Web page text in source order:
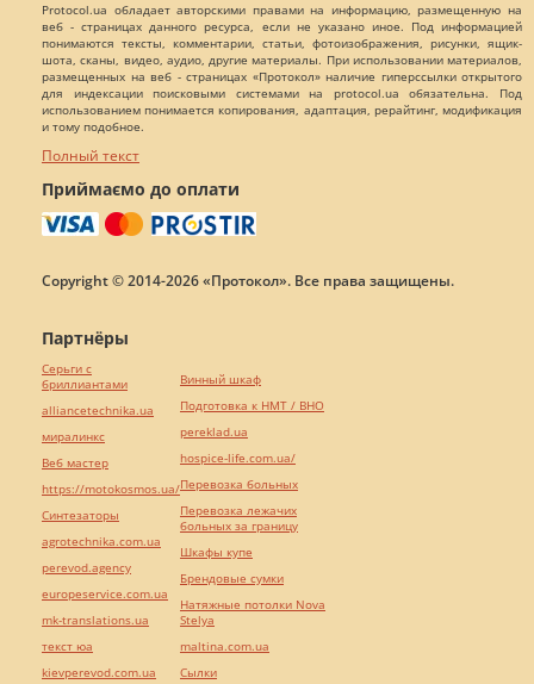
Protocol.ua обладает авторскими правами на информацию, размещенную на
веб - страницах данного ресурса, если не указано иное. Под информацией
понимаются тексты, комментарии, статьи, фотоизображения, рисунки, ящик-
шота, сканы, видео, аудио, другие материалы. При использовании материалов,
размещенных на веб - страницах «Протокол» наличие гиперссылки открытого
для индексации поисковыми системами на protocol.ua обязательна. Под
использованием понимается копирования, адаптация, рерайтинг, модификация
и тому подобное.
Полный текст
Приймаємо до оплати
Copyright © 2014-2026 «Протокол». Все права защищены.
Партнёры
Серьги с
бриллиантами
alliancetechnika.ua
миралинкс
Веб мастер
https://motokosmos.ua/
Синтезаторы
agrotechnika.com.ua
perevod.agency
europeservice.com.ua
mk-translations.ua
текст юа
kievperevod.com.ua
Винный шкаф
Подготовка к НМТ / ВНО
pereklad.ua
hospice-life.com.ua/
Перевозка больных
Перевозка лежачих
больных за границу
Шкафы купе
Брендовые сумки
Натяжные потолки Nova
Stelya
maltina.com.ua
Cылки